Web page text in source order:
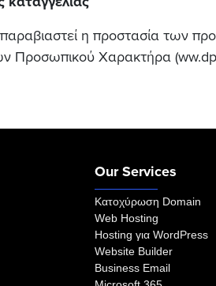
παραβιαστεί η προστασία των
Προσωπικού Χαρακτήρα
Our Services
Κατοχύρωση Domain
Web Hosting
Hosting για WordPress
Website Builder
Business Email